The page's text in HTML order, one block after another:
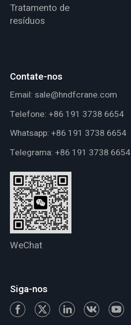
Tratamento de
resíduos
Contate-nos
Email: sale@hndfcrane.com
Telefone: +86 191 3738 6654
Whatsapp: +86 191 3738 6654
Telegrama: +86 191 3738 6654
WeChat
Siga-nos